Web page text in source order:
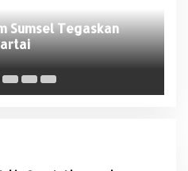
Sumsel Tegaskan